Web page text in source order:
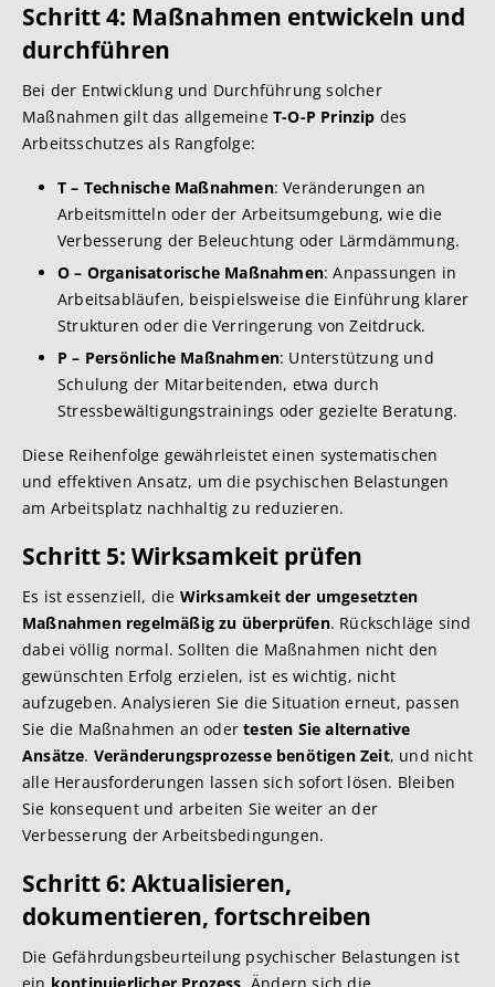
Schritt 4: Maßnahmen entwickeln und
durchführen
Bei der Entwicklung und Durchführung solcher
Maßnahmen gilt das allgemeine T-O-P Prinzip des
Arbeitsschutzes als Rangfolge:
T – Technische Maßnahmen: Veränderungen an
Arbeitsmitteln oder der Arbeitsumgebung, wie die
Verbesserung der Beleuchtung oder Lärmdämmung.
O – Organisatorische Maßnahmen: Anpassungen in
Arbeitsabläufen, beispielsweise die Einführung klarer
Strukturen oder die Verringerung von Zeitdruck.
P – Persönliche Maßnahmen: Unterstützung und
Schulung der Mitarbeitenden, etwa durch
Stressbewältigungstrainings oder gezielte Beratung.
Diese Reihenfolge gewährleistet einen systematischen
und effektiven Ansatz, um die psychischen Belastungen
am Arbeitsplatz nachhaltig zu reduzieren.
Schritt 5: Wirksamkeit prüfen
Es ist essenziell, die Wirksamkeit der umgesetzten
Maßnahmen regelmäßig zu überprüfen. Rückschläge sind
dabei völlig normal. Sollten die Maßnahmen nicht den
gewünschten Erfolg erzielen, ist es wichtig, nicht
aufzugeben. Analysieren Sie die Situation erneut, passen
Sie die Maßnahmen an odertesten Sie alternative
Ansätze. Veränderungsprozesse benötigen Zeit, und nicht
alle Herausforderungen lassen sich sofort lösen. Bleiben
Sie konsequent und arbeiten Sie weiter an der
Verbesserung der Arbeitsbedingungen.
Schritt 6: Aktualisieren,
dokumentieren, fortschreiben
Die Gefährdungsbeurteilung psychischer Belastungen ist